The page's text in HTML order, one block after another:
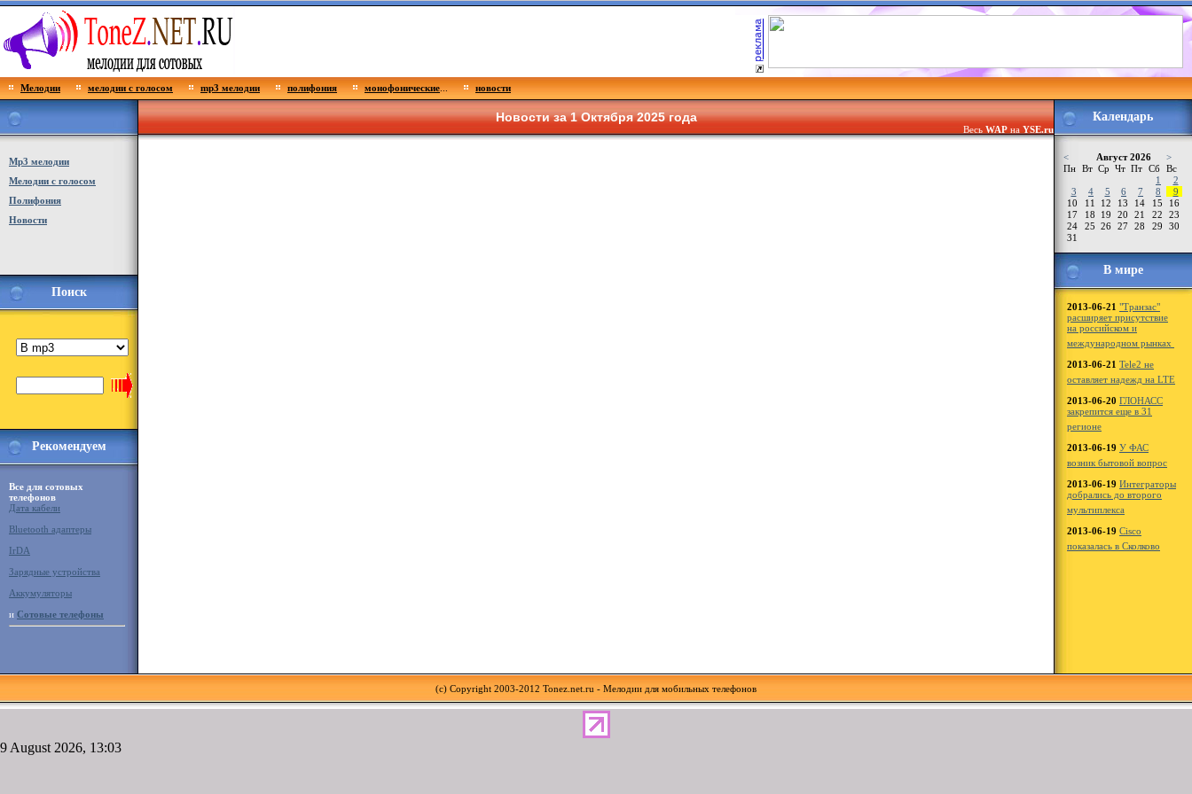
Мелодии мелодии с голосом mp3 мелодии полифония монофонические новости
Мp3 мелодии
Мелодии с голосом
Полифония
Новости
Поиск
Рекомендуем
Все для сотовых
телефонов
Дата кабели
Bluetooth адаптеры
IrDA
Зарядные устройства
Аккумуляторы
и Сотовые телефоны
Новости за 1 Октября 2025 года
Весь WAP на YSE.ru
Календарь
< Август 2026
>
Пн Вт Ср Чт Пт Сб Вс
1
2
3
4 5 6 7 8
9
10
11 12 13 14 15
16
17
18 19 20 21 22
23
24
25 26 27 28 29
30
31
В мире
2013-06-21 "Транзас"
расширяет присутствие
на российском и
международном рынках
2013-06-21 Tele2 не
оставляет надежд на LTE
2013-06-20 ГЛОНАСС
закрепится еще в 31
регионе
2013-06-19 У ФАС
возник бытовой вопрос
2013-06-19 Интеграторы
добрались до второго
мультиплекса
2013-06-19 Cisco
показалась в Сколково
(c) Copyright 2003-2012 Tonez.net.ru - Мелодии для мобильных телефонов
9 August 2026, 13:03